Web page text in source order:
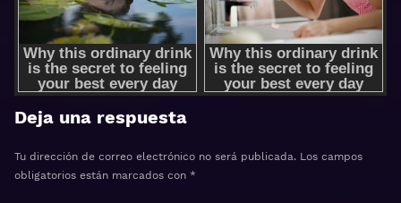
Deja una respuesta
Tu dirección de correo electrónico no será publicada. Los campos
obligatorios están marcados con *